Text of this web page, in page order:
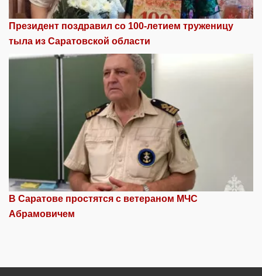
Президент поздравил со 100-летием труженицу
тыла из Саратовской области
В Саратове простятся с ветераном МЧС
Абрамовичем